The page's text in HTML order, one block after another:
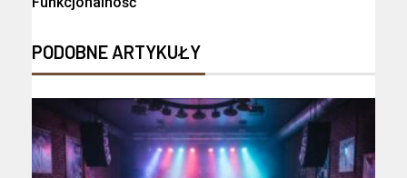
PODOBNE ARTYKUŁY